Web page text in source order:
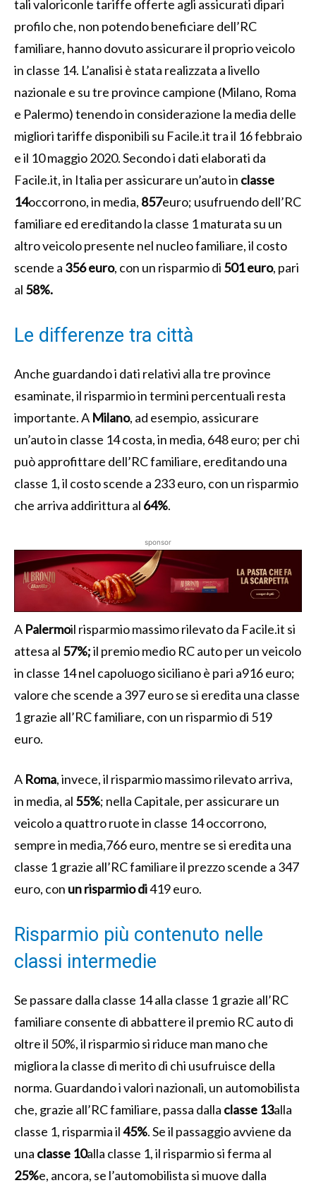
tali valoriconle tariffe offerte agli assicurati dipari
profilo che, non potendo beneficiare dell’RC
familiare, hanno dovuto assicurare il proprio veicolo
in classe 14. L’analisi è stata realizzata a livello
nazionale e su tre province campione (Milano, Roma
e Palermo) tenendo in considerazione la media delle
migliori tariffe disponibili su Facile.it tra il 16 febbraio
e il 10 maggio 2020. Secondo i dati elaborati da
Facile.it, in Italia per assicurare un’auto in classe
14occorrono, in media, 857euro; usufruendo dell’RC
familiare ed ereditando la classe 1 maturata su un
altro veicolo presente nel nucleo familiare, il costo
scende a 356 euro, con un risparmio di 501 euro, pari
al 58%.
Le differenze tra città
Anche guardando i dati relativi alla tre province
esaminate, il risparmio in termini percentuali resta
importante. A Milano, ad esempio, assicurare
un’auto in classe 14 costa, in media, 648 euro; per chi
può approfittare dell’RC familiare, ereditando una
classe 1, il costo scende a 233 euro, con un risparmio
che arriva addirittura al 64%.
sponsor
A Palermoil risparmio massimo rilevato da Facile.it si
attesa al 57%;il premio medio RC auto per un veicolo
in classe 14 nel capoluogo siciliano è pari a916 euro;
valore che scende a 397 euro se si eredita una classe
1 grazie all’RC familiare, con un risparmio di 519
euro.
A Roma, invece, il risparmio massimo rilevato arriva,
in media, al 55%; nella Capitale, per assicurare un
veicolo a quattro ruote in classe 14 occorrono,
sempre in media,766 euro, mentre se si eredita una
classe 1 grazie all’RC familiare il prezzo scende a 347
euro, con un risparmio di419 euro.
Risparmio più contenuto nelle
classi intermedie
Se passare dalla classe 14 alla classe 1 grazie all’RC
familiare consente di abbattere il premio RC auto di
oltre il 50%, il risparmio si riduce man mano che
migliora la classe di merito di chi usufruisce della
norma. Guardando i valori nazionali, un automobilista
che, grazie all’RC familiare, passa dalla classe 13alla
classe 1, risparmia il45%. Se il passaggio avviene da
una classe 10alla classe 1, il risparmio si ferma al
25%e, ancora, se l’automobilista si muove dalla